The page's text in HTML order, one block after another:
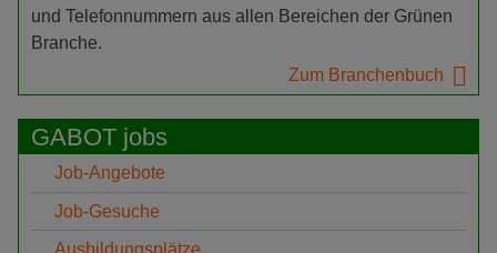
und Telefonnummern aus allen Bereichen der Grünen
Branche.
Zum Branchenbuch
GABOT jobs
Job-Angebote
Job-Gesuche